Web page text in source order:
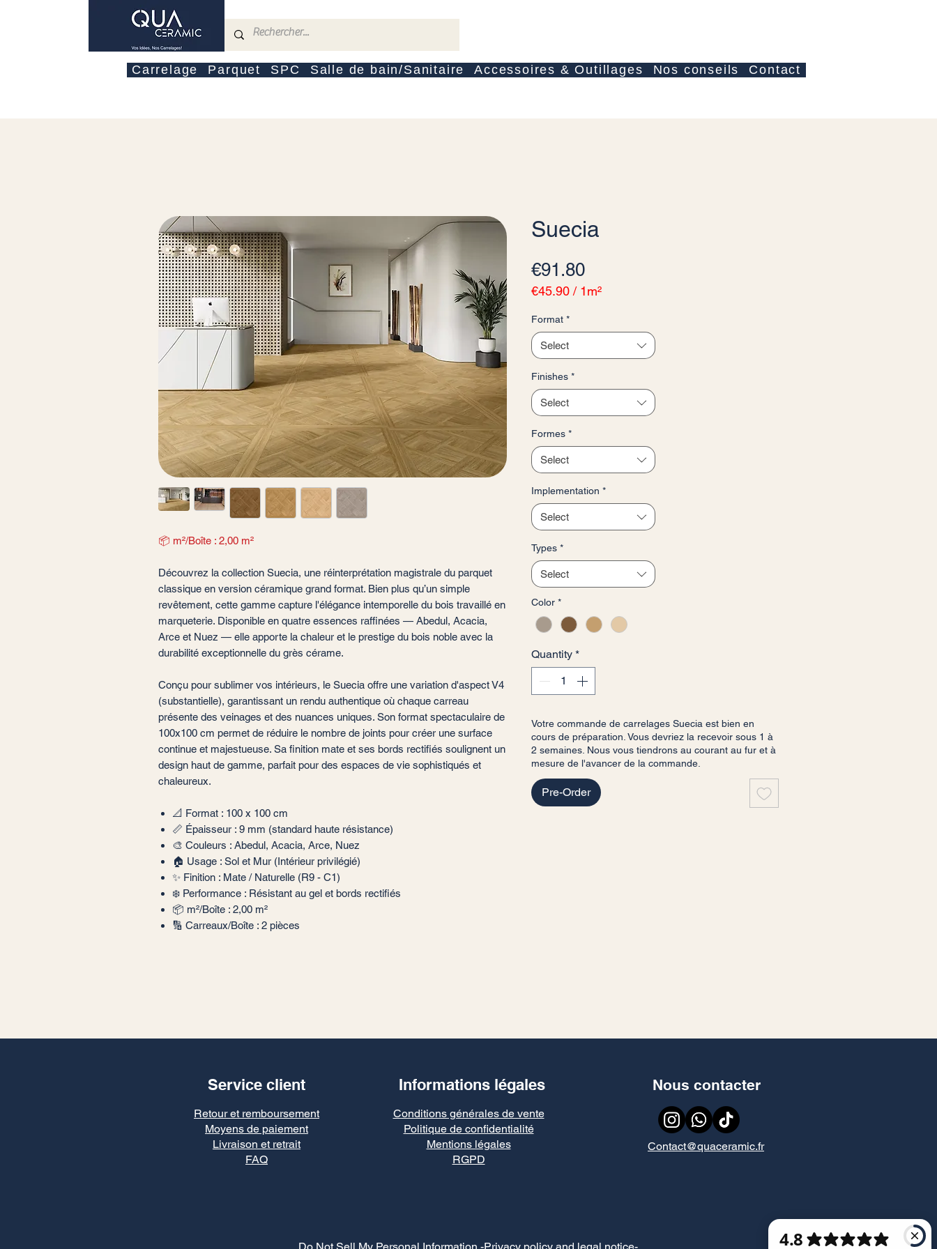
Carrelage Parquet SPC Salle de bain/Sanitaire Accessoires & Outillages Nos conseils Contact
📦 m²/Boîte : 2,00 m²
Découvrez la collection Suecia, une réinterprétation magistrale du parquet
classique en version céramique grand format. Bien plus qu’un simple
revêtement, cette gamme capture l'élégance intemporelle du bois travaillé en
marqueterie. Disponible en quatre essences raffinées — Abedul, Acacia,
Arce et Nuez — elle apporte la chaleur et le prestige du bois noble avec la
durabilité exceptionnelle du grès cérame.
Conçu pour sublimer vos intérieurs, le Suecia offre une variation d'aspect V4
(substantielle), garantissant un rendu authentique où chaque carreau
présente des veinages et des nuances uniques. Son format spectaculaire de
100x100 cm permet de réduire le nombre de joints pour créer une surface
continue et majestueuse. Sa finition mate et ses bords rectifiés soulignent un
design haut de gamme, parfait pour des espaces de vie sophistiqués et
chaleureux.
📐 Format : 100 x 100 cm
📏 Épaisseur : 9 mm (standard haute résistance)
🎨 Couleurs : Abedul, Acacia, Arce, Nuez
🏠 Usage : Sol et Mur (Intérieur privilégié)
✨ Finition : Mate / Naturelle (R9 - C1)
❄️ Performance : Résistant au gel et bords rectifiés
📦 m²/Boîte : 2,00 m²
🔢 Carreaux/Boîte : 2 pièces
Suecia
€91.80Price
€45.90 / 1m²
per
1
Square
Format *
Select
Finishes *
Select
Formes *
Select
Implementation *
Select
Types *
Select
Color *
Quantity *
Votre commande de carrelages Suecia est bien en
cours de préparation. Vous devriez la recevoir sous 1 à
2 semaines. Nous vous tiendrons au courant au fur et à
mesure de l'avancer de la commande.
Pre-Order
Service client Informations légales
Retour et remboursement
Moyens de paiement
Livraison et retrait
FAQ
Conditions générales de vente
Politique de confidentialité
Mentions légales
RGPD
Nous contacter
Contact@quaceramic.fr